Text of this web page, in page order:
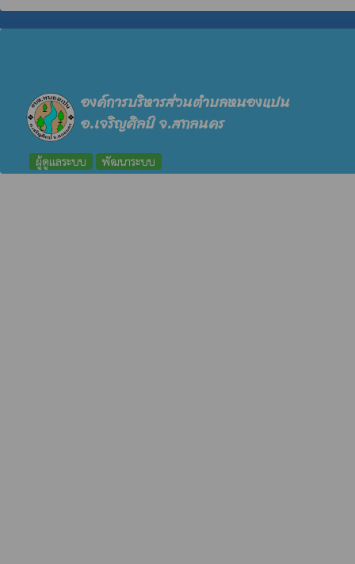
องค์การบริหารส่วนตำบลหนองแปน
อ.เจริญศิลป์ จ.สกลนคร
ผู้ดูแลระบบ พัฒนาระบบ